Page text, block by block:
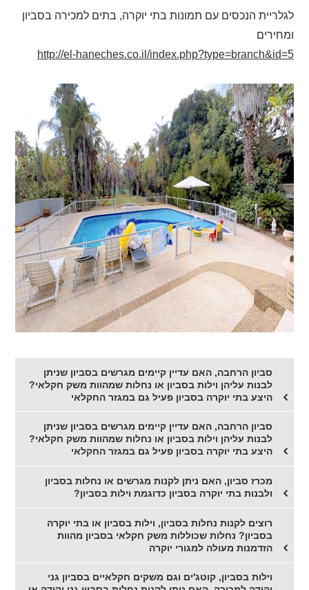
לגלריית הנכסים עם תמונות בתי יוקרה, בתים למכירה בסביון
ומחירים
http://el-haneches.co.il/index.php?type=branch&id=5
סביון הרחבה, האם עדיין קיימים מגרשים בסביון שניתן
לבנות עליהן וילות בסביון או נחלות שמהוות משק חקלאי?
היצע בתי יוקרה בסביון פעיל גם במגזר החקלאי
סביון הרחבה, האם עדיין קיימים מגרשים בסביון שניתן
לבנות עליהן וילות בסביון או נחלות שמהוות משק חקלאי?
היצע בתי יוקרה בסביון פעיל גם במגזר החקלאי
מכרז סביון, האם ניתן לקנות מגרשים או נחלות בסביון
ולבנות בתי יוקרה בסביון כדוגמת וילות בסביון?
רוצים לקנות נחלות בסביון, וילות בסביון או בתי יוקרה
בסביון? נחלות שכוללות משק חקלאי בסביון מהוות
הזדמנות מעולה למגורי יוקרה
וילות בסביון, קוטג'ים וגם משקים חקלאיים בסביון גני